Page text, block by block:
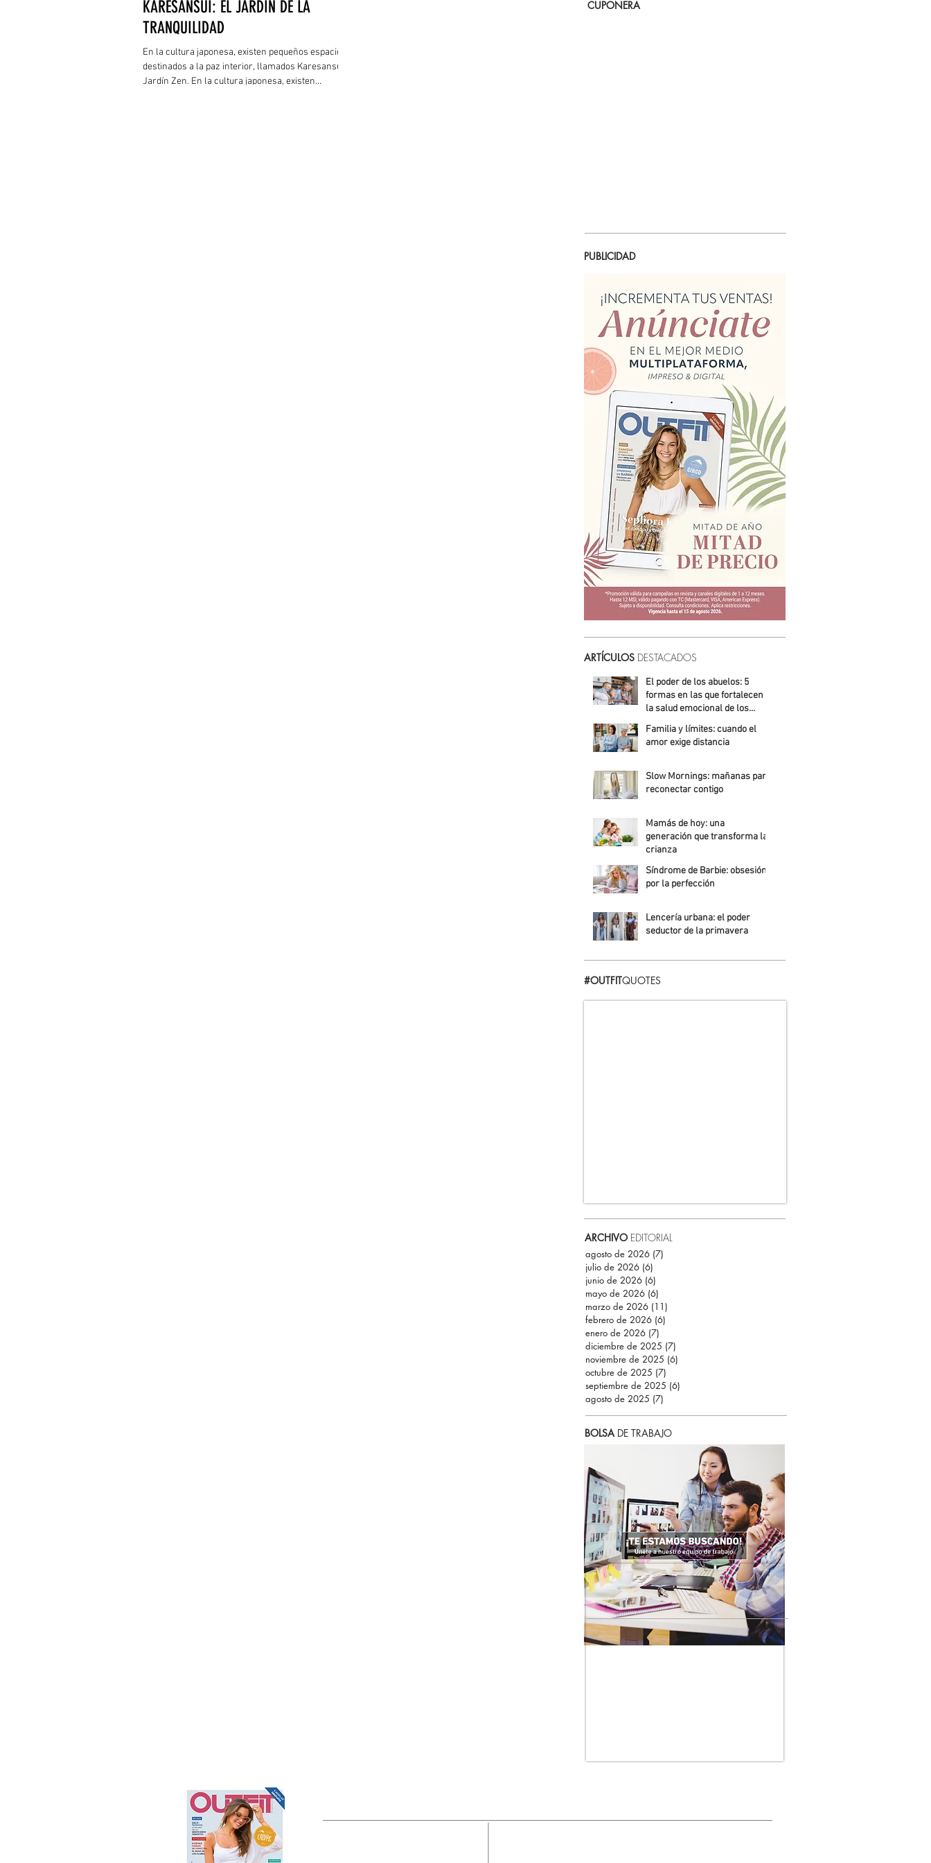
KARESANSUI: EL JARDÍN DE LA
TRANQUILIDAD
En la cultura japonesa, existen pequeños espacios
destinados a la paz interior, llamados Karesansui o
Jardín Zen. En la cultura japonesa, existen
CUPONERA
PUBLICIDAD
ARTÍCULOS DESTACADOS
El poder de los abuelos: 5
formas en las que fortalecen
la salud emocional de los
Ailed Álvarez
Familia y límites: cuando el
amor exige distancia
Slow Mornings: mañanas para
reconectar contigo
Mamás de hoy: una
generación que transforma la
crianza
Alicia Meza
Síndrome de Barbie: obsesión
por la perfección
Lencería urbana: el poder
seductor de la primavera
#OUTFITQUOTES
ARCHIVO EDITORIAL
agosto de 2026 (7)
julio de 2026 (6)
junio de 2026 (6)
mayo de 2026 (6)
marzo de 2026 (11)
febrero de 2026 (6)
enero de 2026 (7)
diciembre de 2025 (7)
noviembre de 2025 (6)
octubre de 2025 (7)
septiembre de 2025 (6)
agosto de 2025 (7)
BOLSA DE TRABAJO